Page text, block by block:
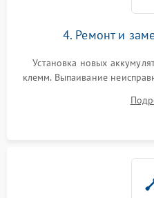
4. Ремонт и
Установка новых
клемм. Выпаивание
цепи зарядки и
Восстановление